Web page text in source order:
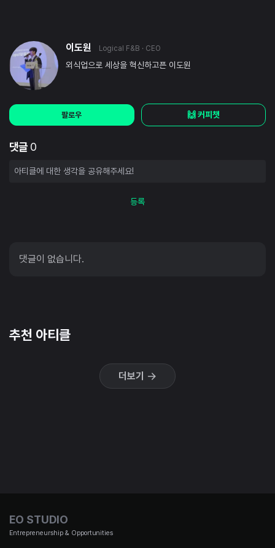
이도원 Logical F&B · CEO
외식업으로 세상을 혁신하고픈 이도원
팔로우 🙌 커피챗
댓글 0
등록
댓글이 없습니다.
추천 아티클
더보기
EO STUDIO
Entrepreneurship & Opportunities